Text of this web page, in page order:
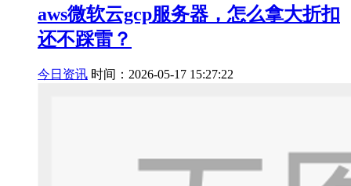
aws微软云gcp服务器，怎么拿大折扣
还不踩雷？
今日资讯 时间：2026-05-17 15:27:22